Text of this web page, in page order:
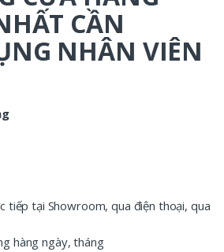
CẦN
NHÂN VIÊN
tiếp tại Showroom, qua điện thoại, qua
hàng ngày, tháng